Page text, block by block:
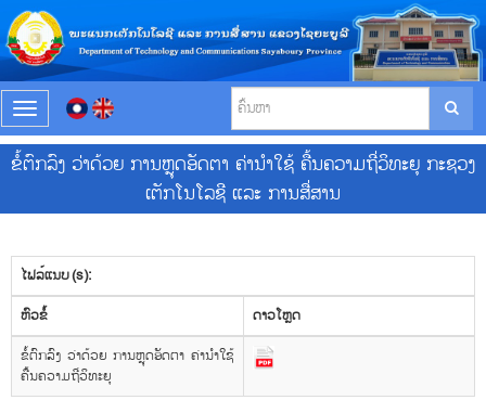
T
o
g
g
e
a
v
i
g
a
t
i
o
ຂໍ້ຕົກລົງ ວ່າດ້ວຍ ການຫຼຸດອັດຕາ ຄ່ານຳໃຊ້ ຄື້ນຄວາມຖີ່ວິທະຍຸ ກະຊວງ
ເຕັກໂນໂລຊີ ແລະ ການສື່ສານ
ໄຟລ໌ແນບ (s):
​ຫົວ​ຂໍ້
ດາວ​ໂຫຼດ
ຂໍ້ຕົກລົງ ວ່າດ້ວຍ ການຫຼຸດອັດຕາ ຄ່ານຳໃຊ້
ຄື້ນຄວາມຖີ່ວິທະຍຸ